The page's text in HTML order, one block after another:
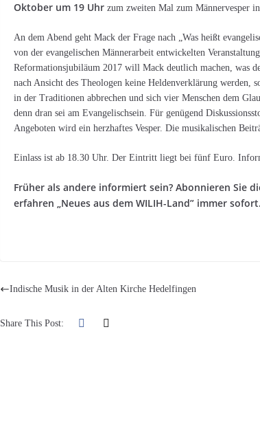
Oktober um 19 Uhr zum zweiten Mal zum Männervesper
An dem Abend geht Mack der Frage nach „Was heißt
von der evangelischen Männerarbeit entwickelten
Reformationsjubiläum 2017 will Mack deutlich machen, was
nach Ansicht des Theologen keine Heldenverklärung werden,
in der Traditionen abbrechen und sich vier Menschen dem
denn dran sei am Evangelischsein. Für genügend
Angeboten wird ein herzhaftes Vesper. Die musikalischen
Einlass ist ab 18.30 Uhr. Der Eintritt liegt bei fünf Euro.
Früher als andere informiert sein? Abonnieren Sie
erfahren „Neues aus dem WILIH-Land” immer sofort.
Indische Musik in der Alten Kirche Hedelfingen
Share This Post: